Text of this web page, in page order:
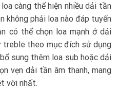
càng thể hiện nhiều dải tần
không phải loa nào đáp tuyến
có thể chọn loa mạnh ở dải
treble theo mục đích sử dụng
sung thêm loa sub hoặc dải
vẹn dải tần âm thanh, mang
vời nhất.